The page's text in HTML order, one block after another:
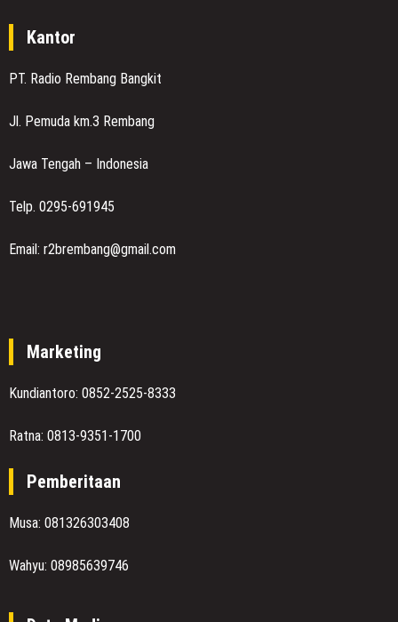
Kantor
PT. Radio Rembang Bangkit
Jl. Pemuda km.3 Rembang
Jawa Tengah – Indonesia
Telp. 0295-691945
Email: r2brembang@gmail.com
Marketing
Kundiantoro: 0852-2525-8333
Ratna: 0813-9351-1700
Pemberitaan
Musa: 081326303408
Wahyu: 08985639746